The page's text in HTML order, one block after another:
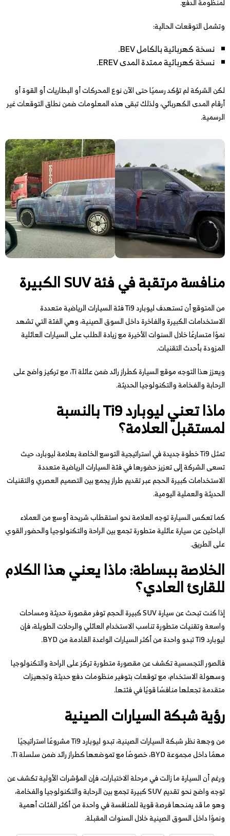
وتشمل التوقعات الحالية:
نسخة كهربائية بالكامل BEV.
نسخة كهربائية ممتدة المدى EREV.
لكن الشركة لم تؤكد رسميًا حتى الآن نوع المحركات أو البطاريات أو القوة أو
أرقام المدى الكهربائي، ولذلك تبقى هذه المعلومات ضمن نطاق التوقعات غير
الرسمية.
منافسة مرتقبة في فئة SUV الكبيرة
من المتوقع أن تستهدف ليوبارد Ti9 فئة السيارات الرياضية متعددة
الاستخدامات الكبيرة والفاخرة داخل السوق الصينية، وهي الفئة التي تشهد
نموًا متسارعًا خلال السنوات الأخيرة مع زيادة الطلب على السيارات العائلية
المزودة بأحدث التقنيات.
ويعزز هذا التوجه موقع السيارة كطراز رائد ضمن عائلة Ti، مع تركيز واضح على
الرحابة والفخامة والتكنولوجيا الحديثة.
ماذا تعني ليوبارد Ti9 بالنسبة
لمستقبل العلامة؟
تمثل Ti9 خطوة جديدة في استراتيجية التوسع الخاصة بعلامة ليوبارد، حيث
تسعى الشركة إلى تعزيز حضورها في فئة السيارات الرياضية متعددة
الاستخدامات كبيرة الحجم عبر تقديم طراز يجمع بين التصميم العصري والتقنيات
الحديثة والعملية اليومية.
كما تعكس السيارة توجه العلامة نحو استقطاب شريحة أوسع من العملاء
الباحثين عن سيارة عائلية متطورة تجمع بين الراحة والتكنولوجيا والحضور القوي
على الطريق.
الخلاصة ببساطة: ماذا يعني هذا الكلام
للقارئ العادي؟
إذا كنت تبحث عن سيارة SUV كبيرة الحجم توفر مقصورة حديثة ومساحات
واسعة وتقنيات متطورة تناسب الاستخدام العائلي والرحلات الطويلة، فإن
ليوبارد Ti9 تبدو واحدة من أكثر السيارات الواعدة القادمة من BYD.
فالصور التجسسية تكشف عن مقصورة متطورة تركز على الراحة والتكنولوجيا
وسهولة الاستخدام، مع توقعات بتوفير منظومات دفع حديثة وتجهيزات
متقدمة تجعلها منافسًا قويًا في فئتها.
رؤية شبكة السيارات الصينية
من وجهة نظر شبكة السيارات الصينية، تبدو ليوبارد Ti9 مشروعًا استراتيجيًا
مهمًا داخل مجموعة BYD، خصوصًا مع تموضعها كطراز رائد ضمن سلسلة Ti.
ورغم أن السيارة ما زالت في مرحلة الاختبارات، فإن المؤشرات الأولية تكشف عن
توجه واضح نحو تقديم SUV كبيرة تجمع بين الرحابة والتكنولوجيا والفخامة،
وهو ما قد يمنحها فرصة قوية للمنافسة في واحدة من أكثر الفئات أهمية
ونموًا داخل السوق الصينية خلال السنوات المقبلة.